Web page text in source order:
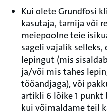
Kui olete Grundfosi
kasutaja, tarnija või
meiepoolne teie
sageli vajalik
lepingut (mis
ja/või mis tahes
tööandjaga), või
artikli 6 lõike 1 punkt
kui võimaldame teil